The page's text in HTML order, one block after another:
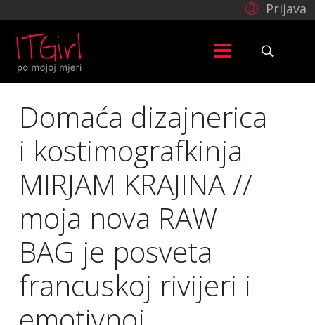
Prijava
Domaća dizajnerica
i kostimografkinja
MIRJAM KRAJINA //
moja nova RAW
BAG je posveta
francuskoj rivijeri i